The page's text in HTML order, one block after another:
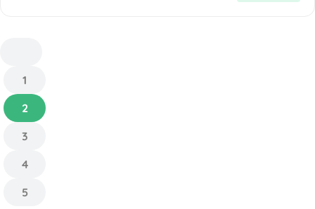
1
2
3
4
5